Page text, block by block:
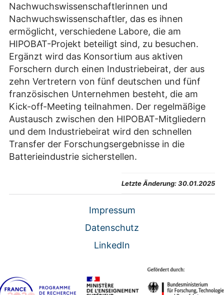
Nachwuchswissenschaftlerinnen und
Nachwuchswissenschaftler, das es ihnen
ermöglicht, verschiedene Labore, die am
HIPOBAT-Projekt beteiligt sind, zu besuchen.
Ergänzt wird das Konsortium aus aktiven
Forschern durch einen Industriebeirat, der aus
zehn Vertretern von fünf deutschen und fünf
französischen Unternehmen besteht, die am
Kick-off-Meeting teilnahmen. Der regelmäßige
Austausch zwischen den HIPOBAT-Mitgliedern
und dem Industriebeirat wird den schnellen
Transfer der Forschungsergebnisse in die
Batterieindustrie sicherstellen.
Letzte Änderung:30.01.2025
Impressum
Datenschutz
LinkedIn